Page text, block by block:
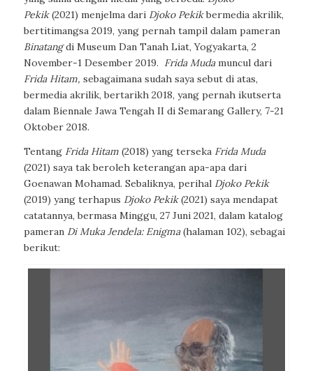
Pekik(2021) menjelma dari Djoko Pekikbermedia akrilik,
bertitimangsa 2019, yang pernah tampil dalam pameran
Binatangdi Museum Dan Tanah Liat, Yogyakarta, 2
November-1 Desember 2019. Frida Mudamuncul dari
Frida Hitam, sebagaimana sudah saya sebut di atas,
bermedia akrilik, bertarikh 2018, yang pernah ikutserta
dalam Biennale Jawa Tengah II di Semarang Gallery, 7-21
Oktober 2018.
Tentang Frida Hitam (2018) yang terseka Frida Muda
(2021) saya tak beroleh keterangan apa-apa dari
Goenawan Mohamad. Sebaliknya, perihal Djoko Pekik
(2019) yang terhapus Djoko Pekik(2021) saya mendapat
catatannya, bermasa Minggu, 27 Juni 2021, dalam katalog
pameran Di Muka Jendela: Enigma(halaman 102), sebagai
berikut: